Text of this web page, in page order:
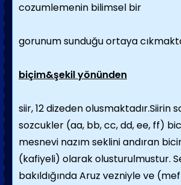
cozumlemenin bilimsel bir
gorunum sunduğu ortaya
biçim&şekil yönünden
siir, 12 dizeden olusmaktadır.Siirin
sozcukler (aa, bb, cc, dd, ee, ff)
mesnevi nazım seklini andıran
(kafiyeli) olarak olusturulmustur.
bakıldığında Aruz vezniyle ve